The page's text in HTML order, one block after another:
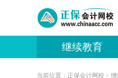
继续教育
当前位置： 正保会计网校 >